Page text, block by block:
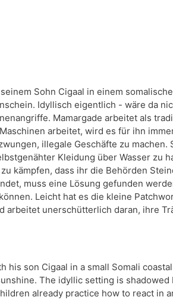
Sohn Cigaal in einem
Idyllisch eigentlich - wäre da
Mamargade arbeitet als
arbeitet, wird es für ihn
illegale Geschäfte zu
Kleidung über Wasser zu
kämpfen, dass ihr die Behörden
muss eine Lösung gefunden
Leicht hat es die kleine
arbeitet unerschütterlich daran, ihre
his son Cigaal in a small Somali
The idyllic setting is
already practice how to react in